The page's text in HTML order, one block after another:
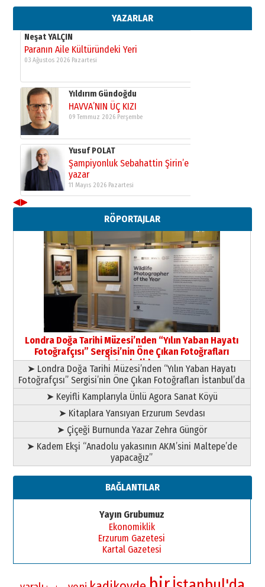
YAZARLAR
11 Mayıs 2026 Pazartesi
Neşat YALÇIN
Paranın Aile Kültüründeki Yeri
03 Ağustos 2026 Pazartesi
Yıldırım Gündoğdu
HAVVA’NIN ÜÇ KIZI
09 Temmuz 2026 Perşembe
Yusuf POLAT
Şampiyonluk Sebahattin Şirin’e
yazar
11 Mayıs 2026 Pazartesi
Neşat YALÇIN
Paranın Aile Kültüründeki Yeri
03 Ağustos 2026 Pazartesi
Yıldırım Gündoğdu
HAVVA’NIN ÜÇ KIZI
09 Temmuz 2026 Perşembe
Yusuf POLAT
Şampiyonluk Sebahattin Şirin’e
yazar
11 Mayıs 2026 Pazartesi
◀▶
RÖPORTAJLAR
Londra Doğa Tarihi Müzesi’nden “Yılın Yaban Hayatı
Fotoğrafçısı” Sergisi’nin Öne Çıkan Fotoğrafları
İstanbul’da
➤ Londra Doğa Tarihi Müzesi’nden “Yılın Yaban Hayatı
Fotoğrafçısı” Sergisi’nin Öne Çıkan Fotoğrafları İstanbul’da
➤ Keyifli Kamplarıyla Ünlü Agora Sanat Köyü
➤ Kitaplara Yansıyan Erzurum Sevdası
➤ Çiçeği Burnunda Yazar Zehra Güngör
➤ Kadem Ekşi “Anadolu yakasının AKM’sini Maltepe’de
yapacağız”
BAĞLANTILAR
Yayın Grubumuz
Ekonomiklik
Erzurum Gazetesi
Kartal Gazetesi